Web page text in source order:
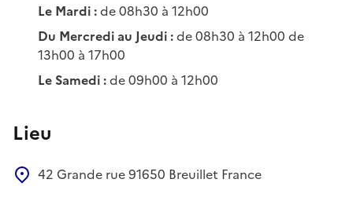
Le Mardi :de 08h30 à 12h00
Du Mercredi au Jeudi :de 08h30 à 12h00 de
13h00 à 17h00
Le Samedi :de 09h00 à 12h00
Lieu
42 Grande rue91650 Breuillet France